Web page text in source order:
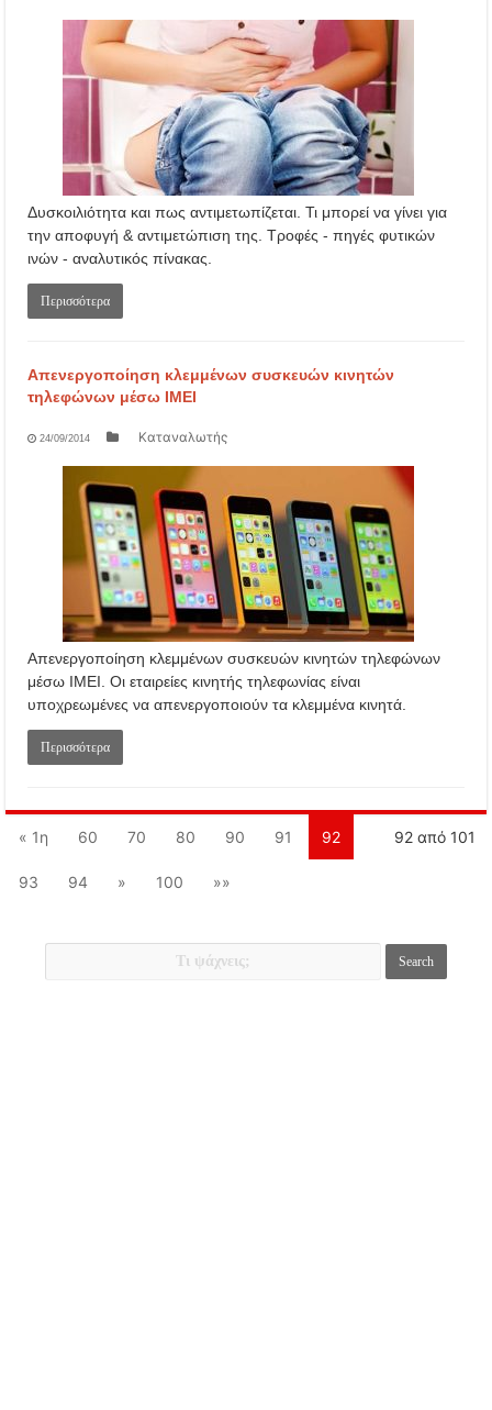
Δυσκοιλιότητα και πως αντιμετωπίζεται. Τι μπορεί να γίνει για
την αποφυγή & αντιμετώπιση της. Τροφές - πηγές φυτικών
ινών - αναλυτικός πίνακας.
Περισσότερα
Απενεργοποίηση κλεμμένων συσκευών κινητών
τηλεφώνων μέσω ΙΜΕΙ
24/09/2014 Καταναλωτής
Απενεργοποίηση κλεμμένων συσκευών κινητών τηλεφώνων
μέσω ΙΜΕΙ. Oι εταιρείες κινητής τηλεφωνίας είναι
υποχρεωμένες να απενεργοποιούν τα κλεμμένα κινητά.
Περισσότερα
92 από 101
« 1η 60 70 80 90 91 92
93 94 » 100 »»